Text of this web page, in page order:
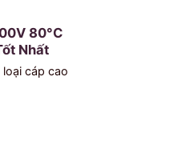
80°C
Nhất
loại cáp cao